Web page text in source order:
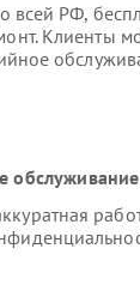
всей РФ,
Клиенты